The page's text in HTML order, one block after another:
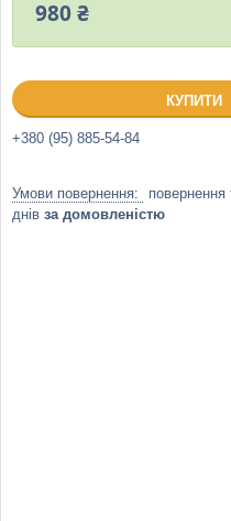
980 ₴
КУПИТИ
+380 (95) 885-54-84
повернення
днів за домовленістю